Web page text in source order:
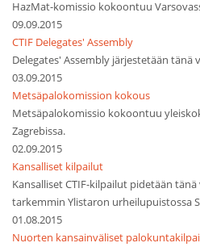
HazMat-komissio kokoontuu
09.09.2015
CTIF Delegates' Assembly
Delegates' Assembly järjestetään tänä
03.09.2015
Metsäpalokomission kokous
Metsäpalokomissio kokoontuu
Zagrebissa.
02.09.2015
Kansalliset kilpailut
Kansalliset CTIF-kilpailut pidetään
tarkemmin Ylistaron urheilupuistossa
01.08.2015
Nuorten kansainväliset